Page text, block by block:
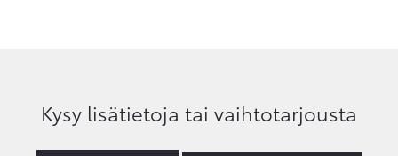
Kysy lisätietoja tai vaihtotarjousta